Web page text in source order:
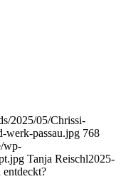
2025/05/Chrissi-
werk-passau.jpg 768
wp-
Tanja Reischl2025-
entdeckt?